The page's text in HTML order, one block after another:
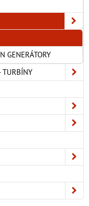
GENERÁTORY
TURBÍNY